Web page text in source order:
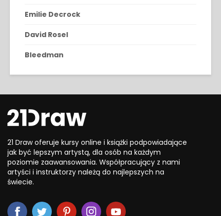
Emilie Decrock
David Rosel
Bleedman
21 Draw oferuje kursy online i książki podpowiadające
jak być lepszym artystą, dla osób na każdym
poziomie zaawansowania. Współpracujący z nami
artyści i instruktorzy należą do najlepszych na
świecie.